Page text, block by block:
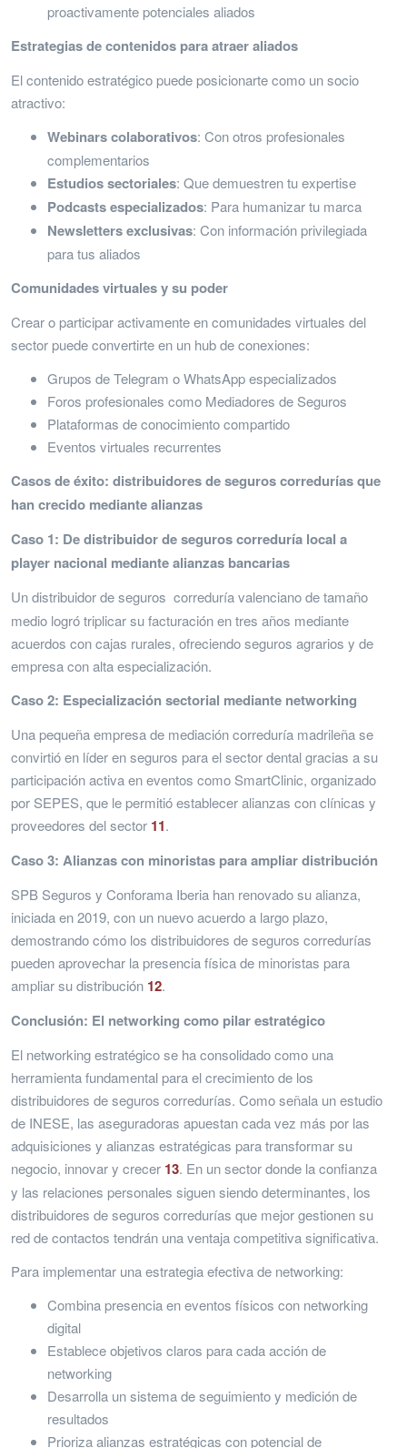
proactivamente potenciales aliados
Estrategias de contenidos para atraer aliados
El contenido estratégico puede posicionarte como un socio
atractivo:
Webinars colaborativos: Con otros profesionales
complementarios
Estudios sectoriales: Que demuestren tu expertise
Podcasts especializados: Para humanizar tu marca
Newsletters exclusivas: Con información privilegiada
para tus aliados
Comunidades virtuales y su poder
Crear o participar activamente en comunidades virtuales del
sector puede convertirte en un hub de conexiones:
Grupos de Telegram o WhatsApp especializados
Foros profesionales como Mediadores de Seguros
Plataformas de conocimiento compartido
Eventos virtuales recurrentes
Casos de éxito: distribuidores de seguros corredurías que
han crecido mediante alianzas
Caso 1: De distribuidor de seguros correduría local a
player nacional mediante alianzas bancarias
Un distribuidor de seguros correduría valenciano de tamaño
medio logró triplicar su facturación en tres años mediante
acuerdos con cajas rurales, ofreciendo seguros agrarios y de
empresa con alta especialización.
Caso 2: Especialización sectorial mediante networking
Una pequeña empresa de mediación correduría madrileña se
convirtió en líder en seguros para el sector dental gracias a su
participación activa en eventos como SmartClinic, organizado
por SEPES, que le permitió establecer alianzas con clínicas y
proveedores del sector 11.
Caso 3: Alianzas con minoristas para ampliar distribución
SPB Seguros y Conforama Iberia han renovado su alianza,
iniciada en 2019, con un nuevo acuerdo a largo plazo,
demostrando cómo los distribuidores de seguros corredurías
pueden aprovechar la presencia física de minoristas para
ampliar su distribución 12.
Conclusión: El networking como pilar estratégico
El networking estratégico se ha consolidado como una
herramienta fundamental para el crecimiento de los
distribuidores de seguros corredurías. Como señala un estudio
de INESE, las aseguradoras apuestan cada vez más por las
adquisiciones y alianzas estratégicas para transformar su
negocio, innovar y crecer 13. En un sector donde la confianza
y las relaciones personales siguen siendo determinantes, los
distribuidores de seguros corredurías que mejor gestionen su
red de contactos tendrán una ventaja competitiva significativa.
Para implementar una estrategia efectiva de networking:
Combina presencia en eventos físicos con networking
digital
Establece objetivos claros para cada acción de
networking
Desarrolla un sistema de seguimiento y medición de
resultados
Prioriza alianzas estratégicas con potencial de